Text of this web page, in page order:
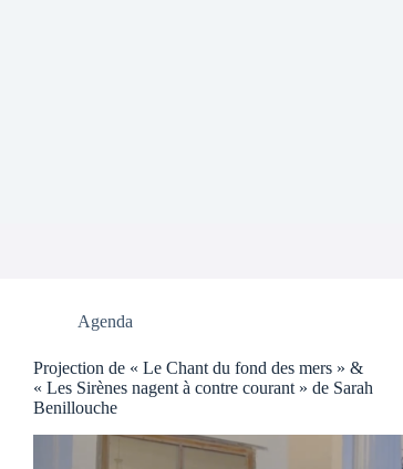
Agenda
Projection de « Le Chant du fond des mers » &
« Les Sirènes nagent à contre courant » de Sarah
Benillouche